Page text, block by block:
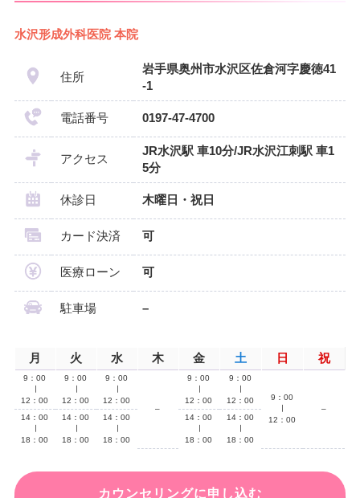
水沢形成外科医院 本院
住所
岩手県奥州市水沢区佐倉河字慶徳41
-1
電話番号 0197-47-4700
アクセス
JR水沢駅 車10分/JR水沢江刺駅 車1
5分
休診日 木曜日・祝日
カード決済 可
医療ローン 可
駐車場 –
月 火 水 木 金 土 日 祝
9：00
12：00
9：00
12：00
9：00
12：00
–
9：00
12：00
9：00
12：00
9：00
12：00
–
14：00
18：00
14：00
18：00
14：00
18：00
14：00
18：00
14：00
18：00
カウンセリングに申し込む